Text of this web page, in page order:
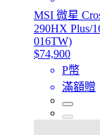
MSI 微星
290HX Plus/
016TW)
$74,900
P幣
滿額贈